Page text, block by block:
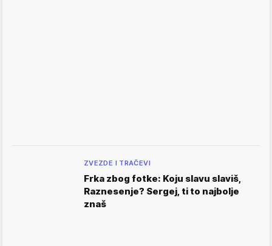
ZVEZDE I TRAČEVI
Frka zbog fotke: Koju slavu slaviš,
Raznesenje? Sergej, ti to najbolje
znaš